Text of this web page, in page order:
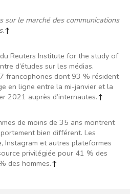
sur le marché des communications
.↑
Reuters Institute for the study of
d’études sur les médias.
francophones dont 93 % résident
en ligne entre la mi-janvier et la
2021 auprès d’internautes.↑
de moins de 35 ans montrent
bien différent. Les
Instagram et autres plateformes
privilégiée pour 41 % des
des hommes.↑